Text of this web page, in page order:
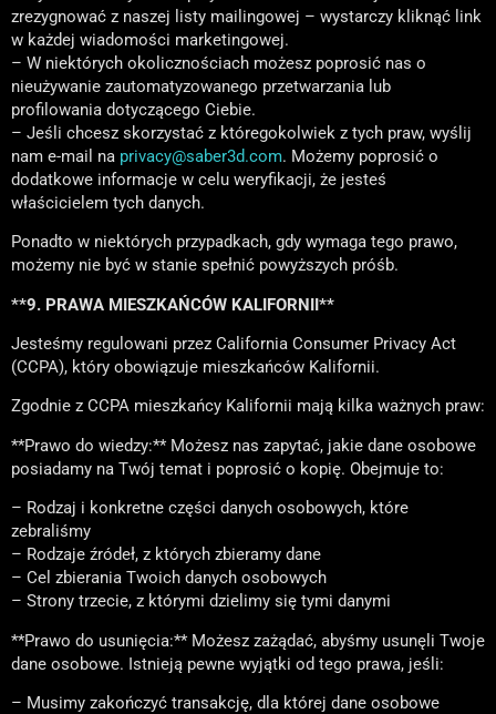
zrezygnować z naszej listy mailingowej – wystarczy kliknąć link
w każdej wiadomości marketingowej.
– W niektórych okolicznościach możesz poprosić nas o
nieużywanie zautomatyzowanego przetwarzania lub
profilowania dotyczącego Ciebie.
– Jeśli chcesz skorzystać z któregokolwiek z tych praw, wyślij
nam e-mail na privacy@saber3d.com. Możemy poprosić o
dodatkowe informacje w celu weryfikacji, że jesteś
właścicielem tych danych.
Ponadto w niektórych przypadkach, gdy wymaga tego prawo,
możemy nie być w stanie spełnić powyższych próśb.
**9. PRAWA MIESZKAŃCÓW KALIFORNII**
Jesteśmy regulowani przez California Consumer Privacy Act
(CCPA), który obowiązuje mieszkańców Kalifornii.
Zgodnie z CCPA mieszkańcy Kalifornii mają kilka ważnych praw:
**Prawo do wiedzy:** Możesz nas zapytać, jakie dane osobowe
posiadamy na Twój temat i poprosić o kopię. Obejmuje to:
– Rodzaj i konkretne części danych osobowych, które
zebraliśmy
– Rodzaje źródeł, z których zbieramy dane
– Cel zbierania Twoich danych osobowych
– Strony trzecie, z którymi dzielimy się tymi danymi
**Prawo do usunięcia:** Możesz zażądać, abyśmy usunęli Twoje
dane osobowe. Istnieją pewne wyjątki od tego prawa, jeśli:
– Musimy zakończyć transakcję, dla której dane osobowe